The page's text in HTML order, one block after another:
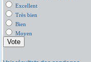
Excellent
Très bien
Bien
Moyen